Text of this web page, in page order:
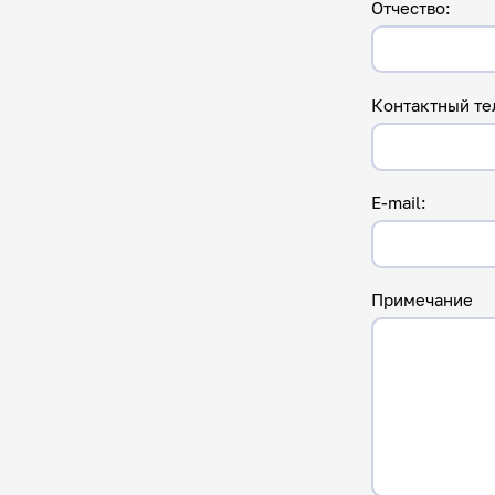
Отчество:
Контактный
E-mail:
Примечание